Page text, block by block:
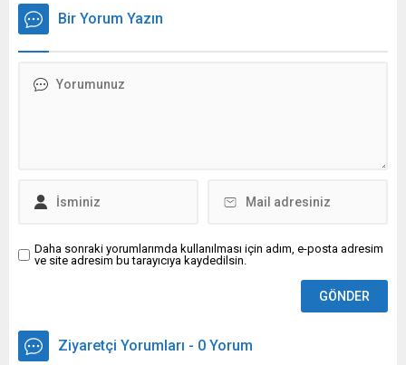
müdahalesinin doların
küresel rezerv para
katılmadığını açıkladı.
Bir Yorum Yazın
Daha sonraki yorumlarımda kullanılması için adım, e-posta adresim
ve site adresim bu tarayıcıya kaydedilsin.
Ziyaretçi Yorumları - 0 Yorum